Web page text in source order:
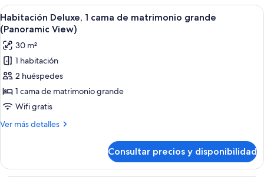
camas
individuales
(Panoramic
View)
Abrir
todas
las
fotos
de
Habitación
Deluxe,
1
cama
grande
(Panoramic
Una habitación de hotel moderna
7
Habitación Deluxe, 1 cama de matrimonio grande
(Panoramic View)
30 m²
1 habitación
2 huéspedes
1 cama de matrimonio grande
Wifi gratis
Ver más detalles
Más
Deluxe,
Consultar precios y disponibilidad